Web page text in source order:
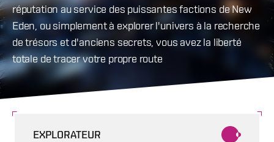
réputation au service des puissantes factions de New
Eden, ou simplement à explorer l'univers à la recherche
de trésors et d'anciens secrets, vous avez la liberté
totale de tracer votre propre route
EXPLORATEUR